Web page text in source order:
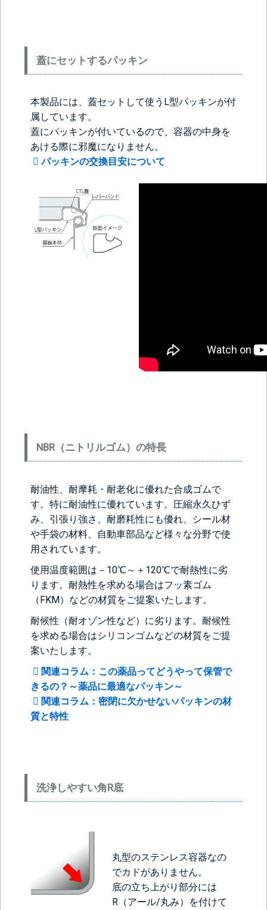
＞＞詳しくはこちらから
蓋にセットするパッキン
本製品には、蓋セットして使うL型パッキンが付
属しています。
蓋にパッキンが付いているので、容器の中身を
あける際に邪魔になりません。
パッキンの交換目安について
NBR（ニトリルゴム）の特長
耐油性、耐摩耗・耐老化に優れた合成ゴムで
す。特に耐油性に優れています。圧縮永久ひず
み、引張り強さ、耐磨耗性にも優れ、シール材
や手袋の材料、自動車部品など様々な分野で使
用されています。
使用温度範囲は－10℃～＋120℃で耐熱性に劣
ります。耐熱性を求める場合はフッ素ゴム
（FKM）などの材質をご提案いたします。
耐候性（耐オゾン性など）に劣ります。耐候性
を求める場合はシリコンゴムなどの材質をご提
案いたします。
関連コラム：この薬品ってどうやって保管で
きるの？～薬品に最適なパッキン～
関連コラム：密閉に欠かせないパッキンの材
質と特性
洗浄しやすい角R底
丸型のステンレス容器なの
でカドがありません。
底の立ち上がり部分には
R（アール/丸み）を付けて